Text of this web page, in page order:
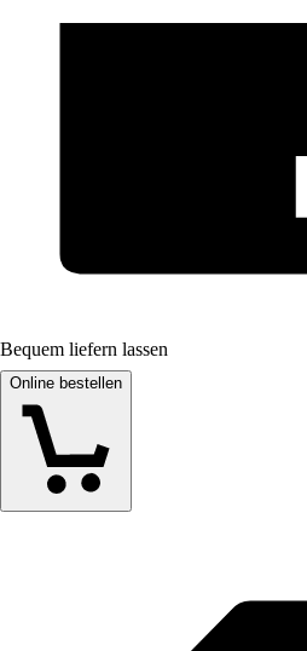
Bequem liefern lassen
Online bestellen